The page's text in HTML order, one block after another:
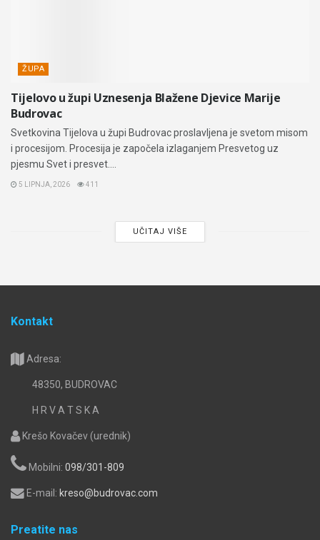
ŽUPA
Tijelovo u župi Uznesenja Blažene Djevice Marije
Budrovac
Svetkovina Tijelova u župi Budrovac proslavljena je svetom misom
i procesijom. Procesija je započela izlaganjem Presvetog uz
pjesmu Svet i presvet....
5 LIPNJA, 2026 411
UČITAJ VIŠE
Kontakt
Adresa:
48350, BUDROVAC
H R V A T S K A
Krešo Kovačev (urednik)
Mobilni: 098/301-809
E-mail: kreso@budrovac.com
Preatite nas